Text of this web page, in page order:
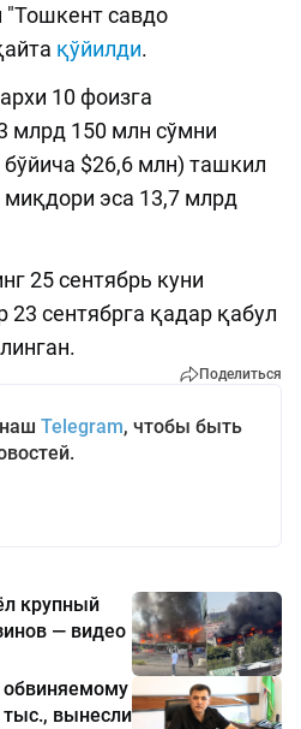
савдо
қўйилди.
10 фоизга
млрд 150 млн сўмни
$26,6 млн) ташкил
миқдори эса 13,7 млрд
25 сентябрь куни
23 сентябрга қадар қабул
Поделиться
Telegram, чтобы быть
крупный
— видео
обвиняемому
тыс., вынесли